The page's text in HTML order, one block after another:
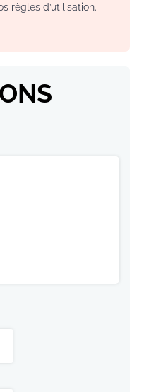
règles d’utilisation.